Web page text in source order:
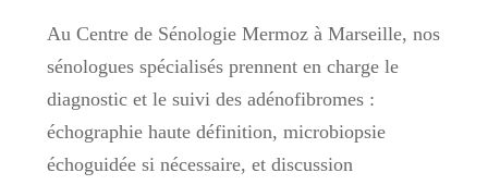
Au Centre de Sénologie Mermoz à Marseille, nos
sénologues spécialisés prennent en charge le
diagnostic et le suivi des adénofibromes :
échographie haute définition, microbiopsie
échoguidée si nécessaire, et discussion